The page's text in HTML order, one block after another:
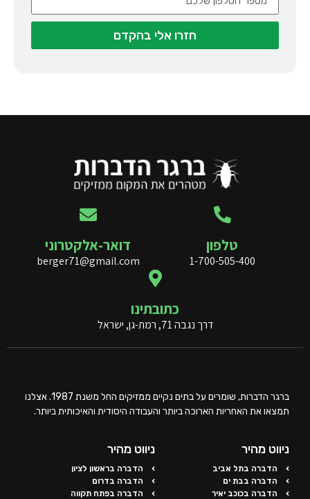
חזרו אלי בהקדם
טלפון
1-700-505-400
דואר-אלקטרוני
berger71@gmail.com
כתובתינו
דרך נגבה 71, רמת-גן, ישראל
ברגר הדברות, שומרים על בתים נקיים ממזיקים החל משנת 1987. אצלנו
תמצאו את האחריות הארוכה ביותר והעבודה היסודית והאיכותית ביותר.
ניווט מהיר
הדברה בתל אביב
הדברה בבת ים
הדברה בכוכב יאיר
ניווט מהיר
הדברה בראשון לציון
הדברה בדרום
הדברה בפתח תקווה